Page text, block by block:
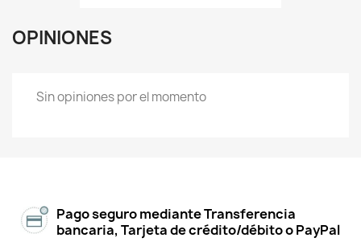
OPINIONES
Sin opiniones por el momento
Pago seguro mediante Transferencia
bancaria, Tarjeta de crédito/débito o PayPal